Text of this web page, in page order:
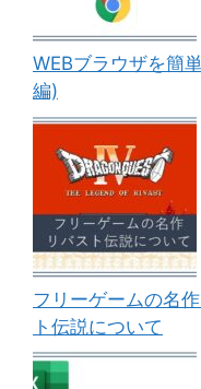
WEBブラウザを簡
編)
フリーゲームの名
ト伝説について